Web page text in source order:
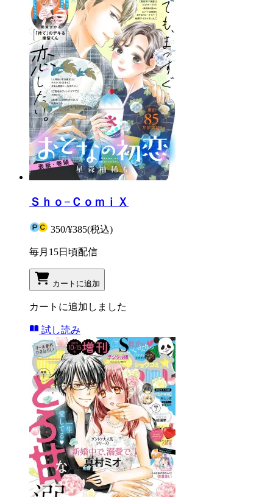
Ｓｈｏ−ＣｏｍｉＸ
350/¥385(税込)
毎月15日頃配信
カートに追加
カートに追加しました
試し読み